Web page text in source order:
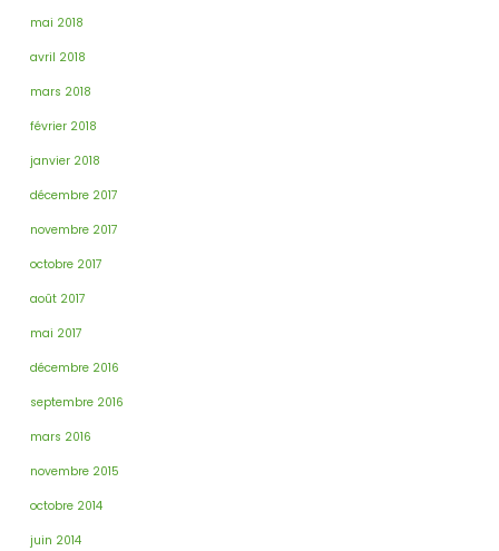
mai 2018
avril 2018
mars 2018
février 2018
janvier 2018
décembre 2017
novembre 2017
octobre 2017
août 2017
mai 2017
décembre 2016
septembre 2016
mars 2016
novembre 2015
octobre 2014
juin 2014